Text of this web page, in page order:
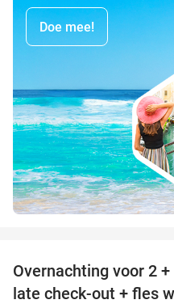
Doe mee!
Overnachting voor 2
late check-out + fles